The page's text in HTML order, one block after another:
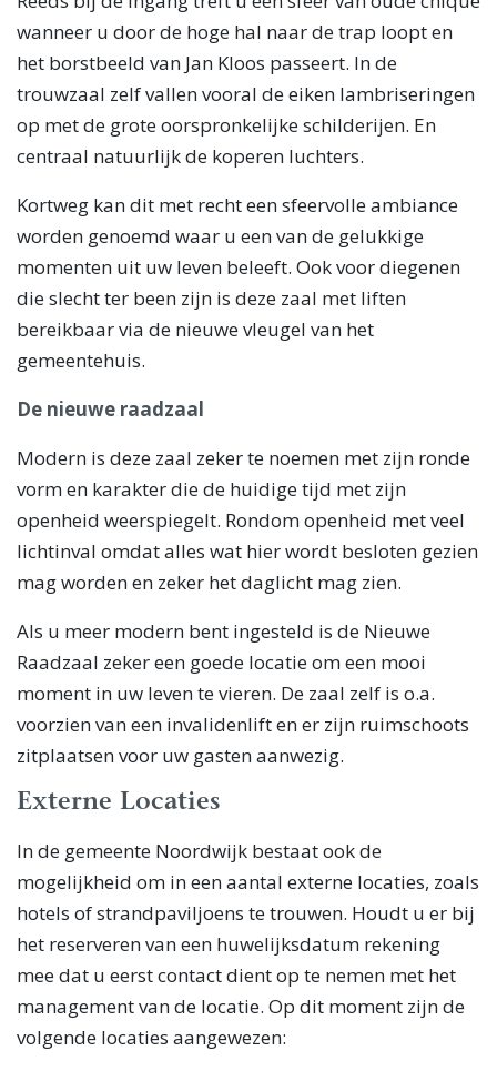
wanneer u door de hoge hal naar de trap loopt en
het borstbeeld van Jan Kloos passeert. In de
trouwzaal zelf vallen vooral de eiken lambriseringen
op met de grote oorspronkelijke schilderijen. En
centraal natuurlijk de koperen luchters.
Kortweg kan dit met recht een sfeervolle ambiance
worden genoemd waar u een van de gelukkige
momenten uit uw leven beleeft. Ook voor diegenen
die slecht ter been zijn is deze zaal met liften
bereikbaar via de nieuwe vleugel van het
gemeentehuis.
De nieuwe raadzaal
Modern is deze zaal zeker te noemen met zijn ronde
vorm en karakter die de huidige tijd met zijn
openheid weerspiegelt. Rondom openheid met veel
lichtinval omdat alles wat hier wordt besloten gezien
mag worden en zeker het daglicht mag zien.
Als u meer modern bent ingesteld is de Nieuwe
Raadzaal zeker een goede locatie om een mooi
moment in uw leven te vieren. De zaal zelf is o.a.
voorzien van een invalidenlift en er zijn ruimschoots
zitplaatsen voor uw gasten aanwezig.
Externe Locaties
In de gemeente Noordwijk bestaat ook de
mogelijkheid om in een aantal externe locaties, zoals
hotels of strandpaviljoens te trouwen. Houdt u er bij
het reserveren van een huwelijksdatum rekening
mee dat u eerst contact dient op te nemen met het
management van de locatie. Op dit moment zijn de
volgende locaties aangewezen: